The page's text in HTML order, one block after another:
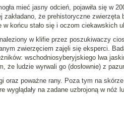
mieć jasny odcień, pojawiła się w
że prehistoryczne
w końcu stało się i oczom ciekawskich
w klifie przez poszukiwaczy
zwierzęciem zajęli się eksperci.
wschodniosyberyjskiego lwa
że ludzie wyrwali go (dosłownie) z
oraz poważne rany. Poza tym na
wyglądały na zadane uzbrojoną w nóż